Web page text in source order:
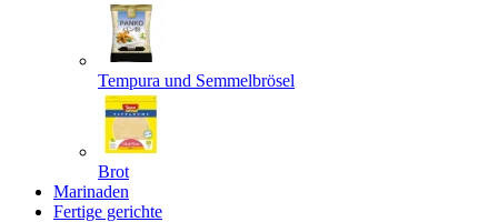
Tempura und Semmelbrösel
Brot
Marinaden
Fertige gerichte